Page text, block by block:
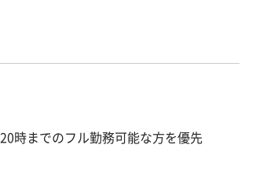
20時までのフル勤務可能な方を優先